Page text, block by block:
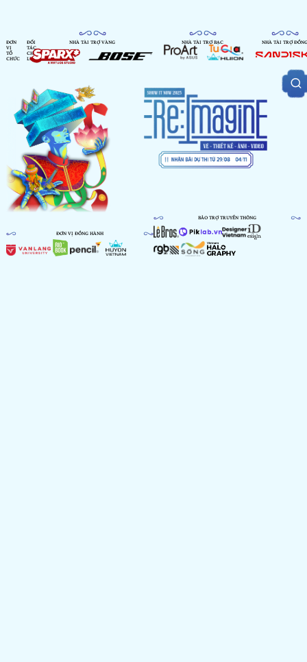
ĐƠN
VỊ
TỔ
CHỨC
ĐỐI
TÁC
CHIẾN
LƯỢC
NHÀ TÀI TRỢ VÀNG NHÀ TÀI TRỢ BẠC NHÀ TÀI TRỢ ĐỒNG
ĐƠN VỊ ĐỒNG HÀNH
BẢO TRỢ TRUYỀN THÔNG